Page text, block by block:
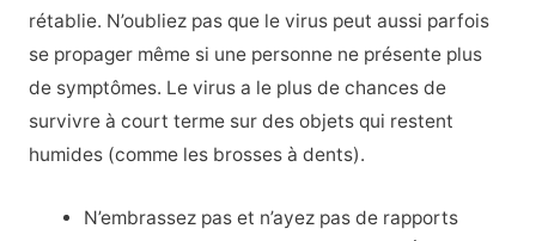
rétablie. N’oubliez pas que le virus peut aussi parfois
se propager même si une personne ne présente plus
de symptômes. Le virus a le plus de chances de
survivre à court terme sur des objets qui restent
humides (comme les brosses à dents).
N’embrassez pas et n’ayez pas de rapports